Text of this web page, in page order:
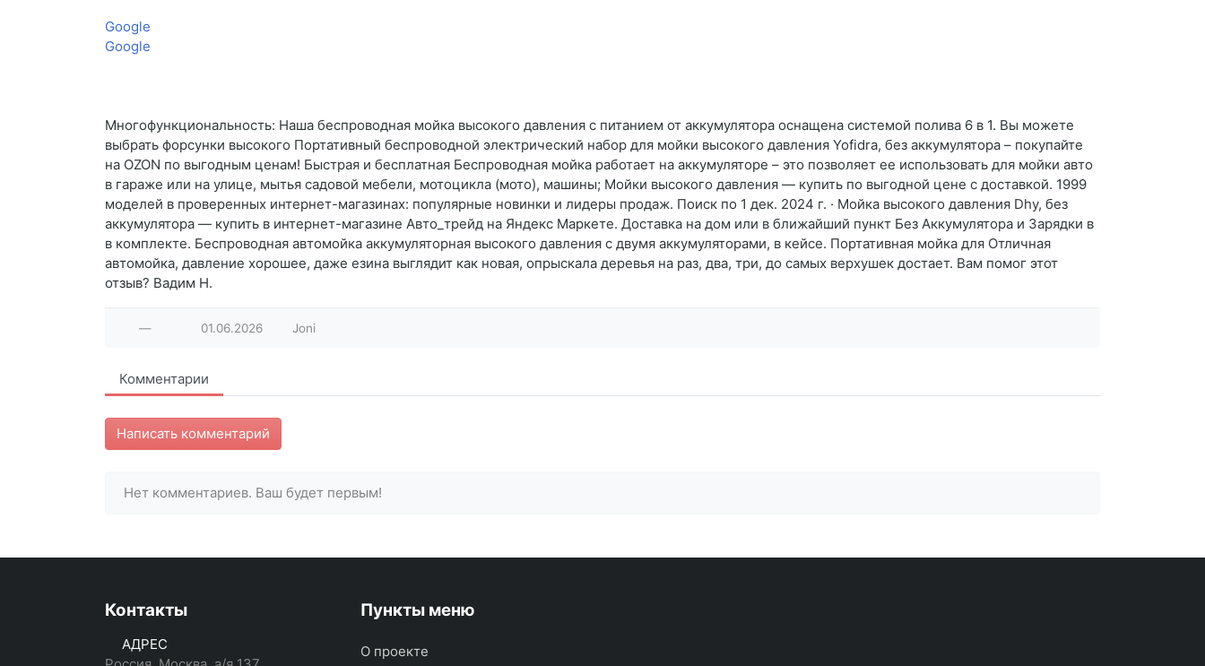
Google
Google
Многофункциональность: Наша беспроводная мойка высокого давления с питанием от аккумулятора оснащена системой полива 6 в 1. Вы можете
выбрать форсунки высокого Портативный беспроводной электрический набор для мойки высокого давления Yofidra, без аккумулятора – покупайте
на OZON по выгодным ценам! Быстрая и бесплатная Беспроводная мойка работает на аккумуляторе – это позволяет ее использовать для мойки авто
в гараже или на улице, мытья садовой мебели, мотоцикла (мото), машины; Мойки высокого давления — купить по выгодной цене с доставкой. 1999
моделей в проверенных интернет-магазинах: популярные новинки и лидеры продаж. Поиск по 1 дек. 2024 г. · Мойка высокого давления Dhy, без
аккумулятора — купить в интернет-магазине Авто_трейд на Яндекс Маркете. Доставка на дом или в ближайший пункт Без Аккумулятора и Зарядки в
в комплекте. Беспроводная автомойка аккумуляторная высокого давления с двумя аккумуляторами, в кейсе. Портативная мойка для Отличная
автомойка, давление хорошее, даже езина выглядит как новая, опрыскала деревья на раз, два, три, до самых верхушек достает. Вам помог этот
отзыв? Вадим Н.
— 01.06.2026 Joni
Комментарии
Написать комментарий
Нет комментариев. Ваш будет первым!
Контакты
АДРЕС
Пункты меню
О проекте